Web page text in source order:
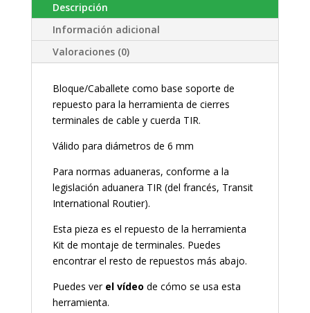
Descripción
Información adicional
Valoraciones (0)
Bloque/Caballete como base soporte de
repuesto para la herramienta de cierres
terminales de cable y cuerda TIR.
Válido para diámetros de 6 mm
Para normas aduaneras, conforme a la
legislación aduanera TIR (del francés, Transit
International Routier).
Esta pieza es el repuesto de la herramienta
Kit de montaje de terminales. Puedes
encontrar el resto de repuestos más abajo.
Puedes ver el vídeo de cómo se usa esta
herramienta.